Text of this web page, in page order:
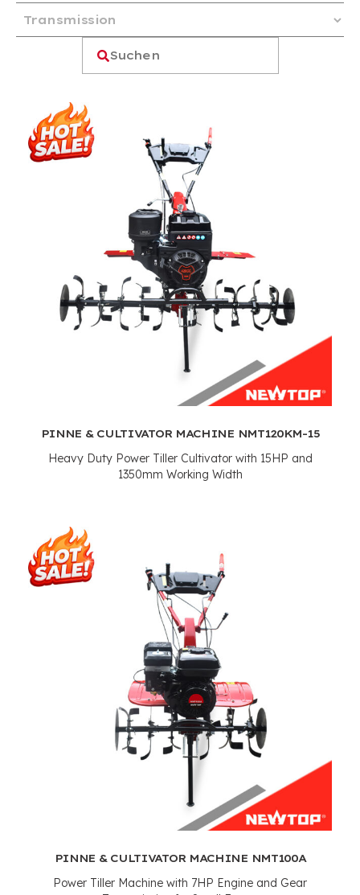
PINNE & CULTIVATOR MACHINE NMT120KM-15
Heavy Duty Power Tiller Cultivator with 15HP and
1350mm Working Width
PINNE & CULTIVATOR MACHINE NMT100A
Power Tiller Machine with 7HP Engine and Gear